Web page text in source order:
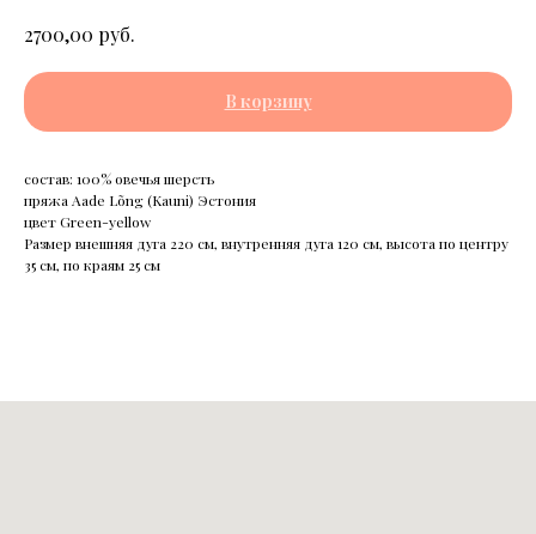
2700,00 руб.
В корзину
состав: 100% овечья шерсть
пряжа Aade Lõng (Kauni) Эстония
цвет Green-yellow
Размер внешняя дуга 220 см, внутренняя дуга 120 см, высота по центру
35 см, по краям 25 см